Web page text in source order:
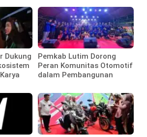
Dukung
Pemkab Lutim Dorong
Peran Komunitas Otomotif
dalam Pembangunan